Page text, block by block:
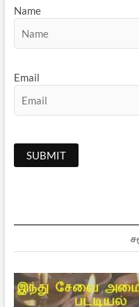
Name
Email